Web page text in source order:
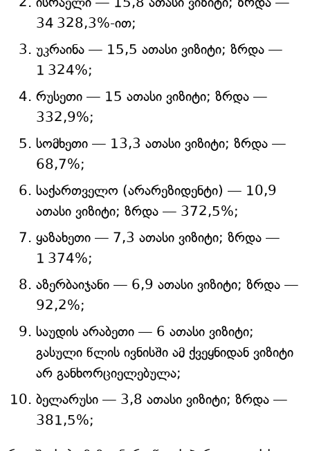
34 328,3%-ით;
უკრაინა — 15,5 ათასი ვიზიტი; ზრდა —
1 324%;
რუსეთი — 15 ათასი ვიზიტი; ზრდა —
332,9%;
სომხეთი — 13,3 ათასი ვიზიტი; ზრდა —
68,7%;
საქართველო (არარეზიდენტი) — 10,9
ათასი ვიზიტი; ზრდა — 372,5%;
ყაზახეთი — 7,3 ათასი ვიზიტი; ზრდა —
1 374%;
აზერბაიჯანი — 6,9 ათასი ვიზიტი; ზრდა —
92,2%;
საუდის არაბეთი — 6 ათასი ვიზიტი;
გასული წლის ივნისში ამ ქვეყნიდან ვიზიტი
არ განხორციელებულა;
ბელარუსი — 3,8 ათასი ვიზიტი; ზრდა —
381,5%;